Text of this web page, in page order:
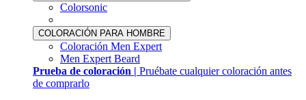
Colorsonic
COLORACIÓN PARA HOMBRE
Coloración Men Expert
Men Expert Beard
Prueba de coloración | Pruébate cualquier coloración antes
de comprarlo